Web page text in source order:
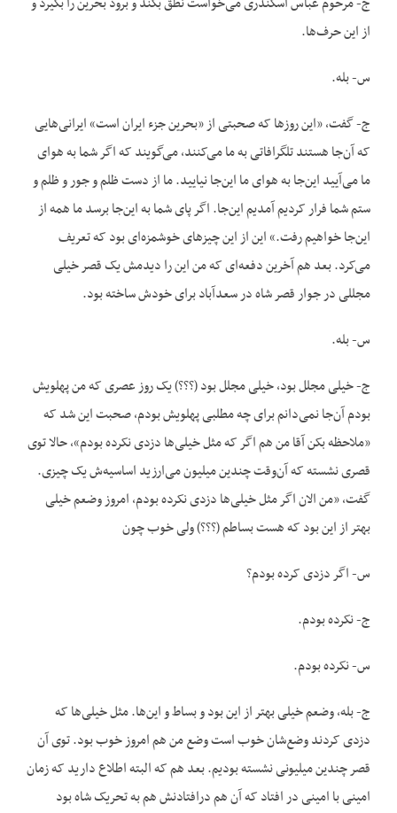
از این حرف‌ها.
س- بله.
ج- گفت، «این روزها که صحبتی از «بحرین جزء ایران است» ایرانی‌هایی
که آن‌جا هستند تلگرافاتی به ما می‌کنند، می‌گویند که اگر شما به هوای
ما می‌آیید این‌جا به هوای ما این‌جا نیایید. ما از دست ظلم و جور و ظلم و
ستم شما فرار کردیم آمدیم این‌جا. اگر پای شما به این‌جا برسد ما همه از
این‌جا خواهیم رفت.» این از این چیزهای خوشمزه‌ای بود که تعریف
می‌کرد. بعد هم آخرین دفعه‌ای که من این را دیدمش یک قصر خیلی
مجللی در جوار قصر شاه در سعدآباد برای خودش ساخته بود.
س- بله.
ج- خیلی مجلل بود، خیلی مجلل بود (؟؟؟) یک روز عصری که من پهلویش
بودم آن‌جا نمی‌دانم برای چه مطلبی پهلویش بودم، صحبت این شد که
«ملاحظه بکن آقا من هم اگر که مثل خیلی‌ها دزدی نکرده بودم»، حالا توی
قصری نشسته که آن‌وقت چندین میلیون می‌ارزید اساسیه‌ش یک چیزی.
گفت، «من الان اگر مثل خیلی‌ها دزدی نکرده بودم، امروز وضعم خیلی
بهتر از این بود که هست بساطم (؟؟؟) ولی خوب چون
س- اگر دزدی کرده بودم؟
ج- نکرده بودم.
س- نکرده بودم.
ج- بله، وضعم خیلی بهتر از این بود و بساط و این‌ها. مثل خیلی‌ها که
دزدی کردند وضع‌شان خوب است وضع من هم امروز خوب بود. توی آن
قصر چندین میلیونی نشسته بودیم. بعد هم که البته اطلاع دارید که زمان
امینی با امینی در افتاد که آن هم درافتادنش هم به تحریک شاه بود